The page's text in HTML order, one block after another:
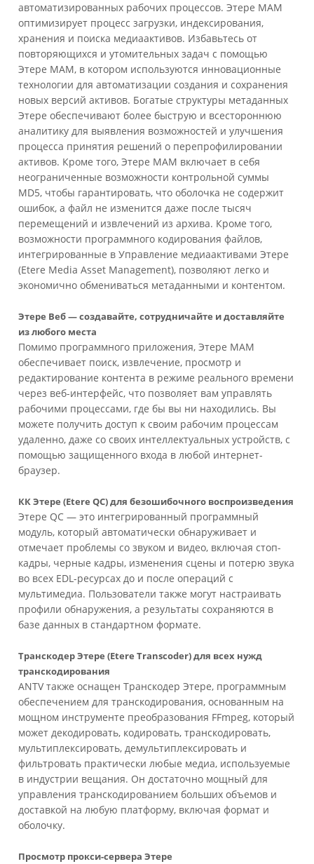
автоматизированных рабочих процессов. Этере MAM
оптимизирует процесс загрузки, индексирования,
хранения и поиска медиаактивов. Избавьтесь от
повторяющихся и утомительных задач с помощью
Этере MAM, в котором используются инновационные
технологии для автоматизации создания и сохранения
новых версий активов. Богатые структуры метаданных
Этере обеспечивают более быструю и всестороннюю
аналитику для выявления возможностей и улучшения
процесса принятия решений о перепрофилировании
активов. Кроме того, Этере MAM включает в себя
неограниченные возможности контрольной суммы
MD5, чтобы гарантировать, что оболочка не содержит
ошибок, а файл не изменится даже после тысяч
перемещений и извлечений из архива. Кроме того,
возможности программного кодирования файлов,
интегрированные в Управление медиаактивами Этере
(Etere Media Asset Management), позволяют легко и
экономично обмениваться метаданными и контентом.
Этере Веб — создавайте, сотрудничайте и доставляйте
из любого места
Помимо программного приложения, Этере MAM
обеспечивает поиск, извлечение, просмотр и
редактирование контента в режиме реального времени
через веб-интерфейс, что позволяет вам управлять
рабочими процессами, где бы вы ни находились. Вы
можете получить доступ к своим рабочим процессам
удаленно, даже со своих интеллектуальных устройств, с
помощью защищенного входа в любой интернет-
браузер.
КК Этере (Etere QC) для безошибочного воспроизведения
Этере QC — это интегрированный программный
модуль, который автоматически обнаруживает и
отмечает проблемы со звуком и видео, включая стоп-
кадры, черные кадры, изменения сцены и потерю звука
во всех EDL-ресурсах до и после операций с
мультимедиа. Пользователи также могут настраивать
профили обнаружения, а результаты сохраняются в
базе данных в стандартном формате.
Транскодер Этере (Etere Transcoder) для всех нужд
транскодирования
ANTV также оснащен Транскодер Этере, программным
обеспечением для транскодирования, основанным на
мощном инструменте преобразования FFmpeg, который
может декодировать, кодировать, транскодировать,
мультиплексировать, демультиплексировать и
фильтровать практически любые медиа, используемые
в индустрии вещания. Он достаточно мощный для
управления транскодированием больших объемов и
доставкой на любую платформу, включая формат и
оболочку.
Просмотр прокси-сервера Этере